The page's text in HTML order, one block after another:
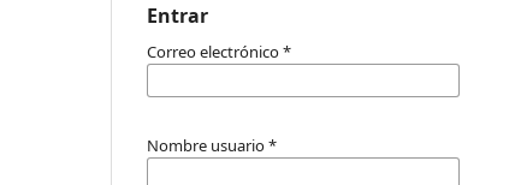
Entrar
Correo electrónico*
Nombre usuario*